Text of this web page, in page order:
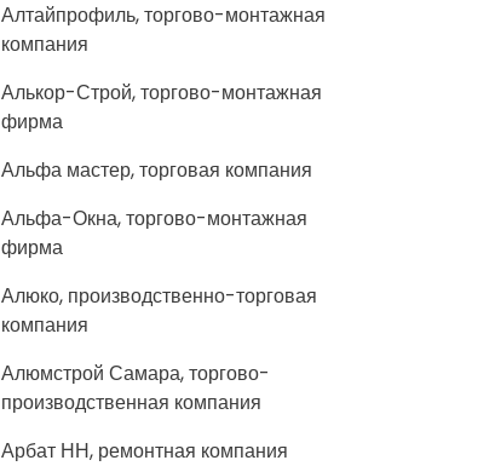
Алтайпрофиль, торгово-монтажная
компания
Алькор-Строй, торгово-монтажная
фирма
Альфа мастер, торговая компания
Альфа-Окна, торгово-монтажная
фирма
Алюко, производственно-торговая
компания
Алюмстрой Самара, торгово-
производственная компания
Арбат НН, ремонтная компания